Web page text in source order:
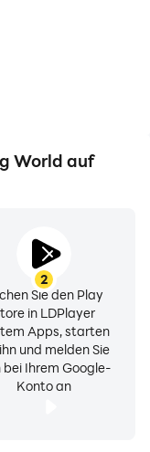
carX street
freigeschaltet,
erkunden.
World auf
2
Sie den Play
in LDPlayer
Apps, starten
und melden Sie
bei Ihrem Google-
Konto an